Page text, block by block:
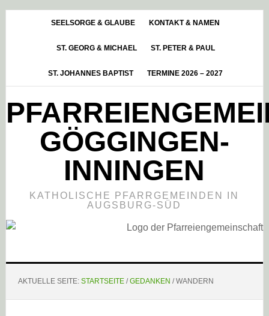
HauptsidebarSEELSORGE & GLAUBE KONTAKT & NAMEN
ST. GEORG & MICHAEL ST. PETER & PAUL
ST. JOHANNES BAPTIST TERMINE 2026 – 2027
GÖGGINGEN-
INNINGEN
KATHOLISCHE PFARRGEMEINDEN IN
AUGSBURG-SÜD
AKTUELLE SEITE: STARTSEITE / GEDANKEN /WANDERN